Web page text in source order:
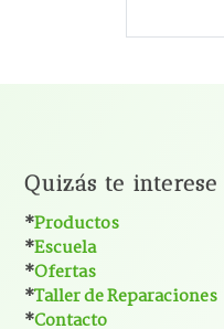
Quizás te interese
*Productos
*Escuela
*Ofertas
*Taller de Reparaciones
*Contacto